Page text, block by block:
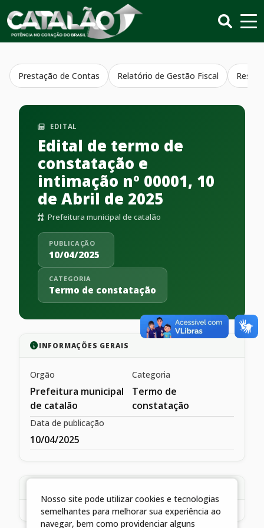
Prestação de Contas Relatório de Gestão Fiscal
EDITAL
Edital de termo de
constatação e
intimação nº 00001, 10
de Abril de 2025
Prefeitura municipal de catalão
PUBLICAÇÃO
10/04/2025
CATEGORIA
Termo de constatação
INFORMAÇÕES GERAIS
Orgão
Prefeitura municipal
de catalão
Categoria
Termo de
constatação
Data de publicação
10/04/2025
Nosso site pode utilizar cookies e tecnologias
semelhantes para melhorar sua experiência ao
navegar, bem como providenciar alguns